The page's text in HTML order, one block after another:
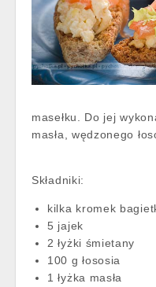
masełku. Do jej
masła, wędzonego
Składniki:
kilka kromek
5 jajek
2 łyżki śmietany
100 g łososia
1 łyżka masła